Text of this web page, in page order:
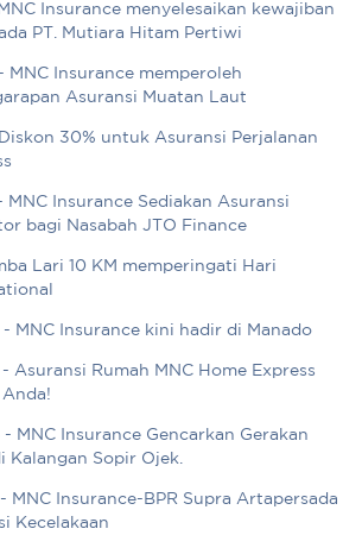
Insurance menyelesaikan kewajiban
PT. Mutiara Hitam Pertiwi
MNC Insurance memperoleh
Asuransi Muatan Laut
30% untuk Asuransi Perjalanan
MNC Insurance Sediakan Asuransi
bagi Nasabah JTO Finance
Lari 10 KM memperingati Hari
- MNC Insurance kini hadir di Manado
Asuransi Rumah MNC Home Express
- MNC Insurance Gencarkan Gerakan
Kalangan Sopir Ojek.
MNC Insurance-BPR Supra Artapersada
Kecelakaan